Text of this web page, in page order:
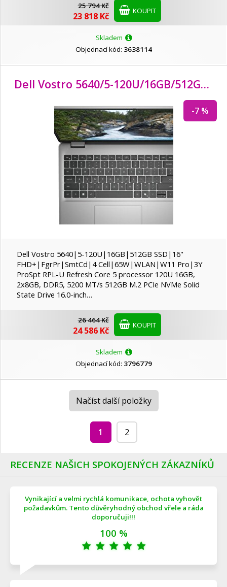
25 794 Kč
23 818 Kč KOUPIT
Skladem
Objednací kód: 3638114
Dell Vostro 5640/5-120U/16GB/512GB SSD/
-7 %
Dell Vostro 5640|5-120U|16GB|512GB SSD|16"
FHD+|FgrPr|SmtCd|4 Cell|65W|WLAN|W11 Pro|3Y
ProSpt RPL-U Refresh Core 5 processor 120U 16GB,
2x8GB, DDR5, 5200 MT/s 512GB M.2 PCIe NVMe Solid
State Drive 16.0-inch…
26 464 Kč
24 586 Kč KOUPIT
Skladem
Objednací kód: 3796779
Načíst další položky
1 2
RECENZE NAŠICH SPOKOJENÝCH ZÁKAZNÍKŮ
Vynikající a velmi rychlá komunikace, ochota vyhovět
požadavkům. Tento důvěryhodný obchod vřele a ráda
doporučuji!!!
100 %